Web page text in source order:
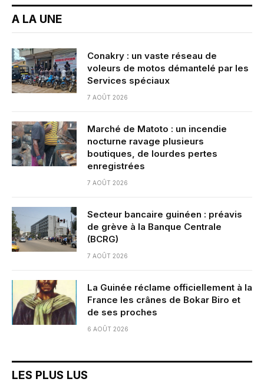
A LA UNE
Conakry : un vaste réseau de
voleurs de motos démantelé par les
Services spéciaux
7 AOÛT 2026
Marché de Matoto : un incendie
nocturne ravage plusieurs
boutiques, de lourdes pertes
enregistrées
7 AOÛT 2026
Secteur bancaire guinéen : préavis
de grève à la Banque Centrale
(BCRG)
7 AOÛT 2026
La Guinée réclame officiellement à la
France les crânes de Bokar Biro et
de ses proches
6 AOÛT 2026
LES PLUS LUS